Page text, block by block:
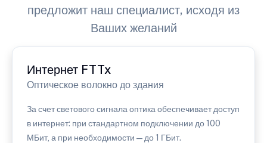
предложит наш специалист, исходя из
Ваших желаний
Интернет FTTx
Оптическое волокно до здания
За счет светового сигнала оптика обеспечивает доступ
в интернет: при стандартном подключении до 100
МБит, а при необходимости — до 1 ГБит.